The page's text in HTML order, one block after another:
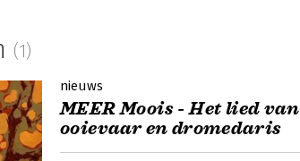
(1)
nieuws
MEER Moois - Het lied van
ooievaar en dromedaris